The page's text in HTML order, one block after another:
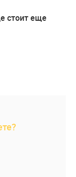
стоит еще